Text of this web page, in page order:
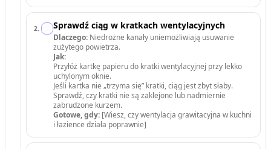
2. Sprawdź ciąg w kratkach wentylacyjnych
Dlaczego: Niedrożne kanały uniemożliwiają usuwanie
zużytego powietrza.
Jak:
Przyłóż kartkę papieru do kratki wentylacyjnej przy lekko
uchylonym oknie.
Jeśli kartka nie „trzyma się” kratki, ciąg jest zbyt słaby.
Sprawdź, czy kratki nie są zaklejone lub nadmiernie
zabrudzone kurzem.
Gotowe, gdy: [Wiesz, czy wentylacja grawitacyjna w kuchni
i łazience działa poprawnie]